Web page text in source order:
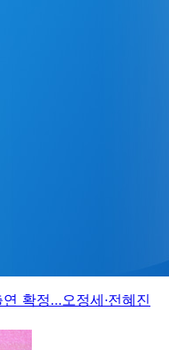
확정…오정세·전혜진